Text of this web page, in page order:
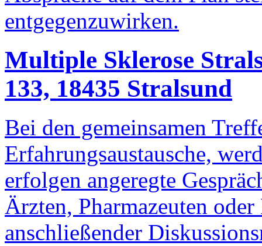
entgegenzuwirken.
Multiple Sklerose
133, 18435 Stralsund
Bei den gemeinsamen
Erfahrungsaustausche,
erfolgen angeregte
Ärzten, Pharmazeuten
anschließender